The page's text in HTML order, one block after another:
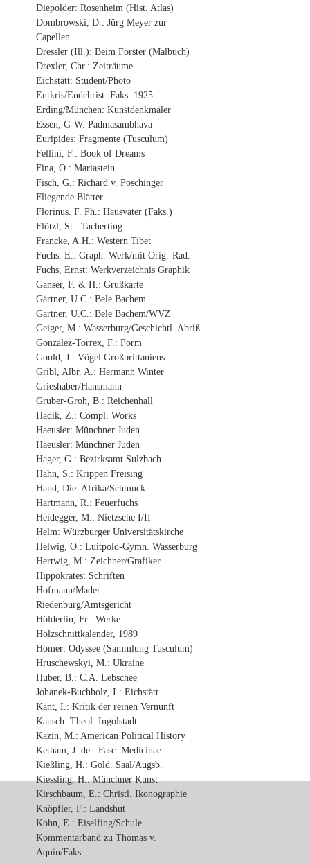
Diepolder: Rosenheim (Hist. Atlas)
Dombrowski, D.: Jürg Meyer zur
Capellen
Dressler (Ill.): Beim Förster (Malbuch)
Drexler, Chr.: Zeiträume
Eichstätt: Student/Photo
Entkris/Endchrist: Faks. 1925
Erding/München: Kunstdenkmäler
Essen, G-W: Padmasambhava
Euripides: Fragmente (Tusculum)
Fellini, F.: Book of Dreams
Fina, O.: Mariastein
Fisch, G.: Richard v. Poschinger
Fliegende Blätter
Florinus. F. Ph.: Hausvater (Faks.)
Flötzl, St.: Tacherting
Francke, A.H.: Western Tibet
Fuchs, E.: Graph. Werk/mit Orig.-Rad.
Fuchs, Ernst: Werkverzeichnis Graphik
Ganser, F. & H.: Grußkarte
Gärtner, U.C.: Bele Bachem
Gärtner, U.C.: Bele Bachem/WVZ
Geiger, M.: Wasserburg/Geschichtl. Abriß
Gonzalez-Torrex, F.: Form
Gould, J.: Vögel Großbrittaniens
Gribl, Albr. A.: Hermann Winter
Grieshaber/Hansmann
Gruber-Groh, B.: Reichenhall
Hadik, Z.: Compl. Works
Haeusler: Münchner Juden
Haeusler: Münchner Juden
Hager, G.: Bezirksamt Sulzbach
Hahn, S.: Krippen Freising
Hand, Die: Afrika/Schmuck
Hartmann, R.: Feuerfuchs
Heidegger, M.: Nietzsche I/II
Helm: Würzburger Universitätskirche
Helwig, O.: Luitpold-Gymn. Wasserburg
Hertwig, M.: Zeichner/Grafiker
Hippokrates: Schriften
Hofmann/Mader:
Riedenburg/Amtsgericht
Hölderlin, Fr.: Werke
Holzschnittkalender, 1989
Homer: Odyssee (Sammlung Tusculum)
Hruschewskyi, M.: Ukraine
Huber, B.: C.A. Lebschée
Johanek-Buchholz, I.: Eichstätt
Kant, I.: Kritik der reinen Vernunft
Kausch: Theol. Ingolstadt
Kazin, M.: American Political History
Ketham, J. de.: Fasc. Medicinae
Kießling, H.: Gold. Saal/Augsb.
Kiessling, H.: Münchner Kunst
Kirschbaum, E.: Christl. Ikonographie
Knöpfler, F.: Landshut
Kohn, E.: Eiselfing/Schule
Kommentarband zu Thomas v.
Aquin/Faks.